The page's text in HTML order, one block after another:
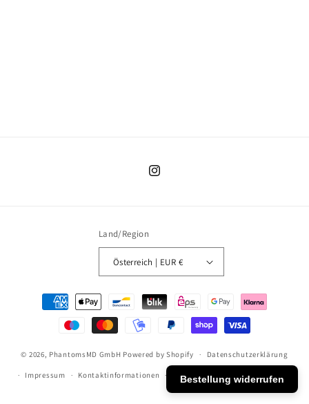
Instagram
Land/Region
Österreich | EUR €
Zahlungsmethoden
© 2026, PhantomsMD GmbH Powered by Shopify Datenschutzerklärung
Impressum Kontaktinformationen Widerrufsrecht AGB Versand
Bestellung widerrufen